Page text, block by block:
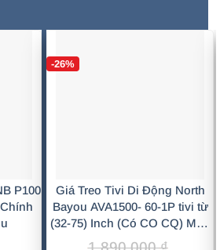
P100
-26%
Giá Treo Tivi Di Động North
Bayou AVA1500- 60-1P tivi từ
(32-75) Inch (Có CO CQ) Màu
Đen Sang Trọng, Chắc Chắn